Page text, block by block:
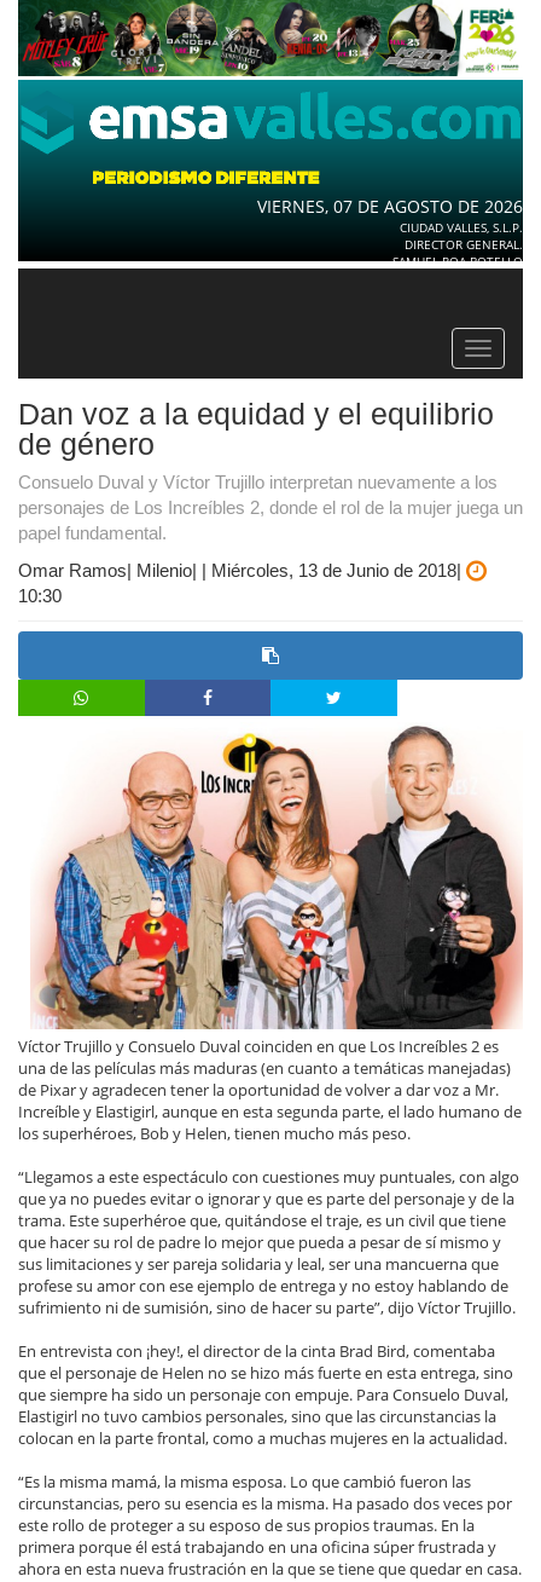
VIERNES, 07 DE AGOSTO DE 2026
CIUDAD VALLES, S.L.P.
DIRECTOR GENERAL.
SAMUEL ROA BOTELLO
Toggle
Dan voz a la equidad y el equilibrio
de género
Consuelo Duval y Víctor Trujillo interpretan nuevamente a los
personajes de Los Increíbles 2, donde el rol de la mujer juega un
papel fundamental.
Omar Ramos| Milenio| | Miércoles, 13 de Junio de 2018|
10:30
Víctor Trujillo y Consuelo Duval coinciden en que Los Increíbles 2 es
una de las películas más maduras (en cuanto a temáticas manejadas)
de Pixar y agradecen tener la oportunidad de volver a dar voz a Mr.
Increíble y Elastigirl, aunque en esta segunda parte, el lado humano de
los superhéroes, Bob y Helen, tienen mucho más peso.
“Llegamos a este espectáculo con cuestiones muy puntuales, con algo
que ya no puedes evitar o ignorar y que es parte del personaje y de la
trama. Este superhéroe que, quitándose el traje, es un civil que tiene
que hacer su rol de padre lo mejor que pueda a pesar de sí mismo y
sus limitaciones y ser pareja solidaria y leal, ser una mancuerna que
profese su amor con ese ejemplo de entrega y no estoy hablando de
sufrimiento ni de sumisión, sino de hacer su parte”, dijo Víctor Trujillo.
En entrevista con ¡hey!, el director de la cinta Brad Bird, comentaba
que el personaje de Helen no se hizo más fuerte en esta entrega, sino
que siempre ha sido un personaje con empuje. Para Consuelo Duval,
Elastigirl no tuvo cambios personales, sino que las circunstancias la
colocan en la parte frontal, como a muchas mujeres en la actualidad.
“Es la misma mamá, la misma esposa. Lo que cambió fueron las
circunstancias, pero su esencia es la misma. Ha pasado dos veces por
este rollo de proteger a su esposo de sus propios traumas. En la
primera porque él está trabajando en una oficina súper frustrada y
ahora en esta nueva frustración en la que se tiene que quedar en casa.